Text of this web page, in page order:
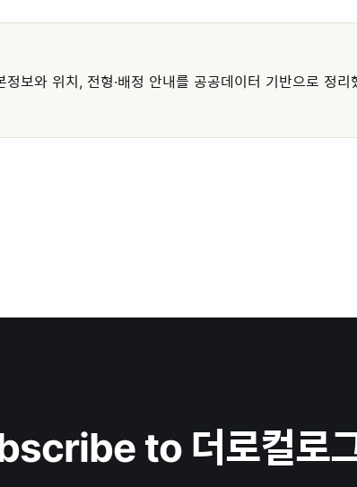
보와 위치, 전형·배정 안내를 공공데이터 기반으로 정리
to 더로컬로